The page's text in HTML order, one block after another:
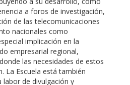
a foros de investigación,
de las telecomunicaciones
nacionales como
implicación en la
empresarial regional,
las necesidades de estos
La Escuela está también
de divulgación y